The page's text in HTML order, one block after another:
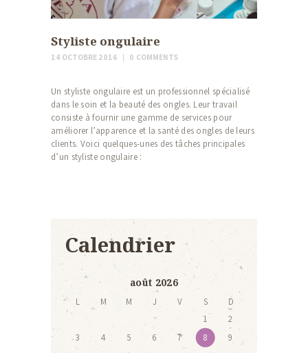
Styliste ongulaire
14 OCTOBRE 2016 0 COMMENTS
Un styliste ongulaire est un professionnel spécialisé
dans le soin et la beauté des ongles. Leur travail
consiste à fournir une gamme de services pour
améliorer l’apparence et la santé des ongles de leurs
clients. Voici quelques-unes des tâches principales
d’un styliste ongulaire :
Calendrier
août 2026
L M M J V S
D
1
2
3
4 5 6 7 8
9